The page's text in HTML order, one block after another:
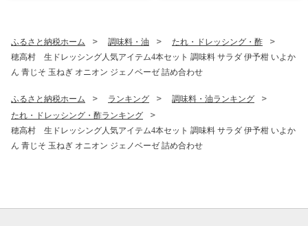
ふるさと納税ホーム 調味料・油
たれ・ドレッシング・酢
穂高村 生ドレッシング人気アイテム4本セット 調味料 サラダ 伊予柑 いよか
ん 青じそ 玉ねぎ オニオン ジェノベーゼ 詰め合わせ
ふるさと納税ホーム ランキング
調味料・油ランキング
たれ・ドレッシング・酢ランキング
穂高村 生ドレッシング人気アイテム4本セット 調味料 サラダ 伊予柑 いよか
ん 青じそ 玉ねぎ オニオン ジェノベーゼ 詰め合わせ